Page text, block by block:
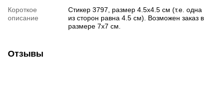
Короткое
описание
Стикер 3797, размер 4.5х4.5 см (т.е. одна
из сторон равна 4.5 см). Возможен заказ в
размере 7х7 см.
Отзывы